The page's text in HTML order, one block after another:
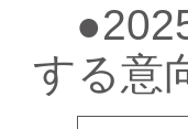
する意